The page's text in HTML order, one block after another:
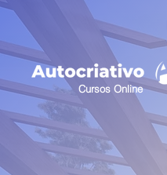
Cursos Online